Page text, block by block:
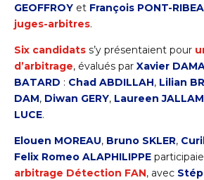
GEOFFROY et François PONT-
juges-arbitres.
Six candidats s’y présentaient pour
d’arbitrage, évalués par Xavier
BATARD : Chad ABDILLAH, Lilian
DAM, Diwan GERY, Laureen
LUCE.
Elouen MOREAU, Bruno SKLER,
Felix Romeo ALAPHILIPPE
arbitrage Détection FAN, avec